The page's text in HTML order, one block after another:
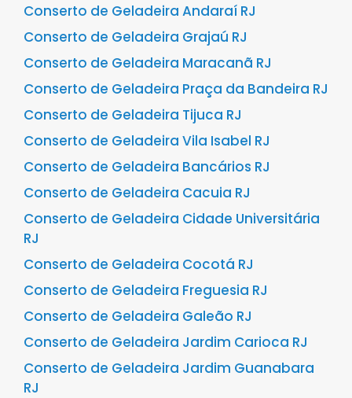
Conserto de Geladeira Andaraí RJ
Conserto de Geladeira Grajaú RJ
Conserto de Geladeira Maracanã RJ
Conserto de Geladeira Praça da Bandeira RJ
Conserto de Geladeira Tijuca RJ
Conserto de Geladeira Vila Isabel RJ
Conserto de Geladeira Bancários RJ
Conserto de Geladeira Cacuia RJ
Conserto de Geladeira Cidade Universitária
RJ
Conserto de Geladeira Cocotá RJ
Conserto de Geladeira Freguesia RJ
Conserto de Geladeira Galeão RJ
Conserto de Geladeira Jardim Carioca RJ
Conserto de Geladeira Jardim Guanabara
RJ